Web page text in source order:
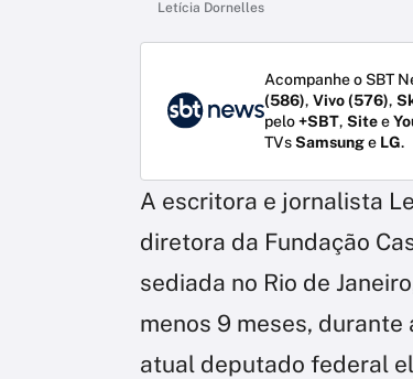
Letícia Dornelles
Acompanhe o SBT
(586), Vivo (576),
pelo+SBT, Sitee
TVsSamsunge LG.
A escritora e jornalista
diretora da Fundação
sediada no Rio de
menos 9 meses,
atual deputado federal